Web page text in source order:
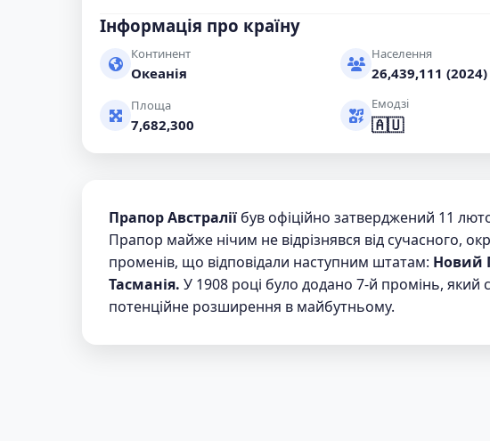
Інформація про країну
Континент
Океанія
Населення
26,439,111 (2024)
Площа
7,682,300
Емодзі
🇦🇺
Прапор Австралії був офіційно затверджений 11
Прапор майже нічим не відрізнявся від сучасного,
променів, що відповідали наступним штатам: Новий
Тасманія. У 1908 році було додано 7-й промінь, який
потенційне розширення в майбутньому.